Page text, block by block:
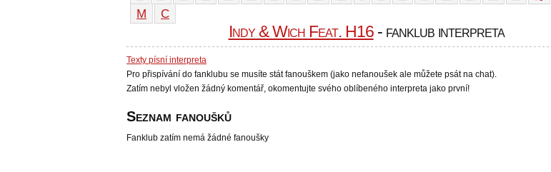
М
С
Indy & Wich Feat. H16- fanklub interpreta
Texty písní interpreta
Pro přispívání do fanklubu se musíte stát fanouškem (jako nefanoušek ale můžete psát na chat).
Zatím nebyl vložen žádný komentář, okomentujte svého oblíbeného interpreta jako první!
Seznam fanoušků
Fanklub zatím nemá žádné fanoušky